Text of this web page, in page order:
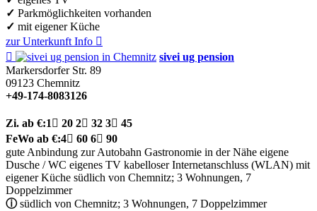
✓ Parkmöglichkeiten vorhanden
✓ mit eigener Küche
zur Unterkunft Info 

sivei ug pension
Markersdorfer Str. 89
09123 Chemnitz
+49-174-8083126
Zi. ab €:1  20 2 32 3 45
FeWo ab €:4 60 6 90
gute Anbindung zur Autobahn Gastronomie in der Nähe eigene
Dusche / WC eigenes TV kabelloser Internetanschluss (WLAN) mit
eigener Küche südlich von Chemnitz; 3 Wohnungen, 7
Doppelzimmer
ⓘsüdlich von Chemnitz; 3 Wohnungen, 7 Doppelzimmer